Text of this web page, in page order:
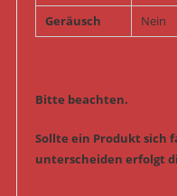
Geräusch
Nein
Bitte beachten.
Sollte ein Produkt sich
unterscheiden erfolgt